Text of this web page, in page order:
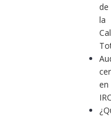
de
la
en